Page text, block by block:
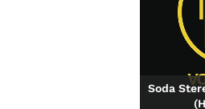
Soda